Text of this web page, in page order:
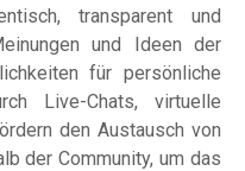
transparent und
und Ideen der
für persönliche
Live-Chats, virtuelle
den Austausch von
der Community, um das